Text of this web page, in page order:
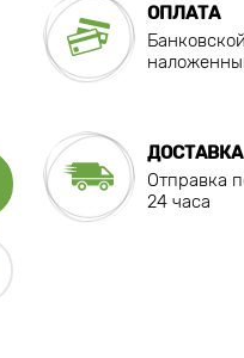
ОПЛАТА
ДОСТАВКА
Отправка
24 часа